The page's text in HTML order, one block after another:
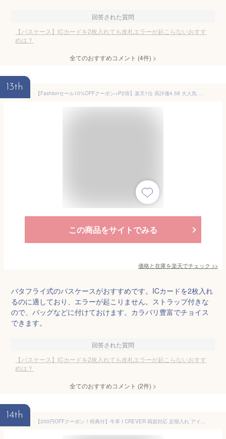
回答された質問
【パスケース】ICカードを2枚入れても改札エラーが起こらないおすす
めは？
全てのおすすめコメント (4件) >
13th
【Fashionセール10%OFFクーポン+P2倍】楽天1位 高評価4.58 大人気 パスケース 定期入れ ストラップ付き メンズ idカードホルダー 5枚収納 本革Dカン 薄型 バタフライ式 ICカード2枚 通勤 通学
この商品をサイトでみる
価格と在庫を楽天でチェック >>
バタフライ式のパスケースがおすすめです。ICカードを2枚入れ
るのに適しており、エラーが起こりません。ストラップ付きな
ので、バッグなどに付けておけます。カラバリ豊富でチョイス
できます。
回答された質問
【パスケース】ICカードを2枚入れても改札エラーが起こらないおすす
めは？
全てのおすすめコメント (2件) >
14th
【200円OFFクーポン！特典付】牛革 I CREVER 両面対応 定期入れ アイクレバー 本革 パスケース 牛革 磁気エラー防止（SHELLY シェリー 両面挿しカード入れ 交通系IC ICカード IC乗車券 SY-IC004 ギフト 薄い コンパクト 通勤 通学 定期ケース）【メール便送料無料】【：100】